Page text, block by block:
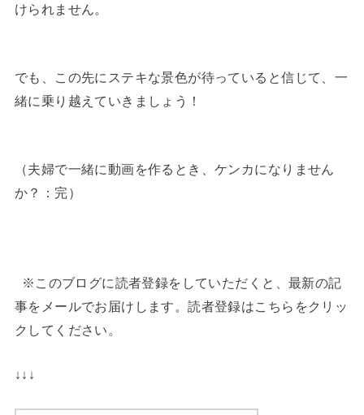
けられません。
でも、この先にステキな景色が待っていると信じて、一
緒に乗り越えていきましょう！
（夫婦で一緒に動画を作るとき、ケンカになりません
か？：完）
※このブログに読者登録をしていただくと、最新の記
事をメールでお届けします。読者登録はこちらをクリッ
クしてください。
↓↓↓